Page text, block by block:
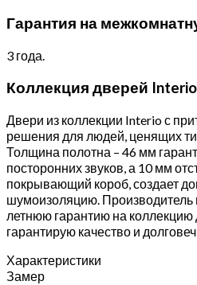
Гарантия на
3 года.
Коллекция дверей
Двери из коллекции Interio с
решения для людей, ценящих
Толщина полотна – 46 мм
посторонних звуков, а 10 мм
покрывающий короб, создает
шумоизоляцию. Производитель
летнюю гарантию на коллекцию
гарантирую качество и
Характеристики
Замер